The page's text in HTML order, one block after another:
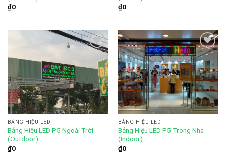
₫0
₫0
Add to
wishlist
BẢNG HIỆU LED
Bảng Hiệu LED P5 Ngoài Trời
(Outdoor)
₫0
Add to
wishlist
BẢNG HIỆU LED
Bảng Hiệu LED P5 Trong Nhà
(Indoor)
₫0